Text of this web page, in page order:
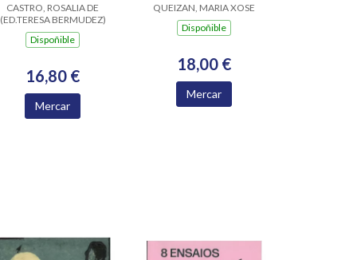
CASTRO, ROSALIA DE
(ED.TERESA BERMUDEZ)
Dispoñible
16,80 €
Mercar
QUEIZAN, MARIA XOSE
Dispoñible
18,00 €
Mercar